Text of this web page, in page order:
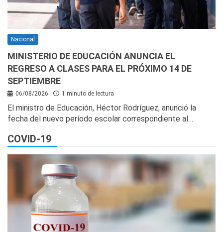
Nacional
MINISTERIO DE EDUCACIÓN ANUNCIA EL
REGRESO A CLASES PARA EL PRÓXIMO 14 DE
SEPTIEMBRE
06/08/2026 1 minuto de lectura
El ministro de Educación, Héctor Rodríguez, anunció la
fecha del nuevo período escolar correspondiente al…
COVID-19